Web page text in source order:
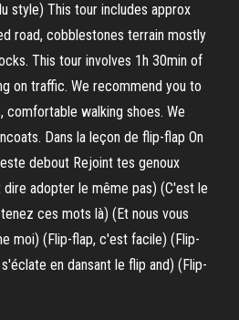
style) This tour includes approx
road, cobblestones terrain mostly
This tour involves 1h 30min of
on traffic. We recommend you to
walking shoes. We
Dans la leçon de flip-flap On
debout Rejoint tes genoux
adopter le même pas) (C'est le
ces mots là) (Et nous vous
moi) (Flip-flap, c'est facile) (Flip-
en dansant le flip and) (Flip-